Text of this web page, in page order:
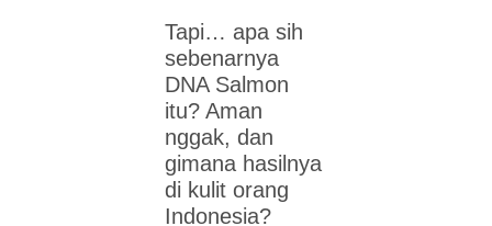
Tapi… apa sih
sebenarnya
DNA Salmon
itu? Aman
nggak, dan
gimana hasilnya
di kulit orang
Indonesia?